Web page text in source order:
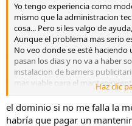
Yo tengo experiencia como
mismo que la administracion
cosa... Pero si les valgo de
Aunque el problema mas serio
No veo donde se esté
pasan los dias y no va a haber
instalacion de barners
mas viable para el
que no he visto que se haya
Una pena que esto se muera asi
Haz clic
el dominio si no me falla la
habría que pagar un